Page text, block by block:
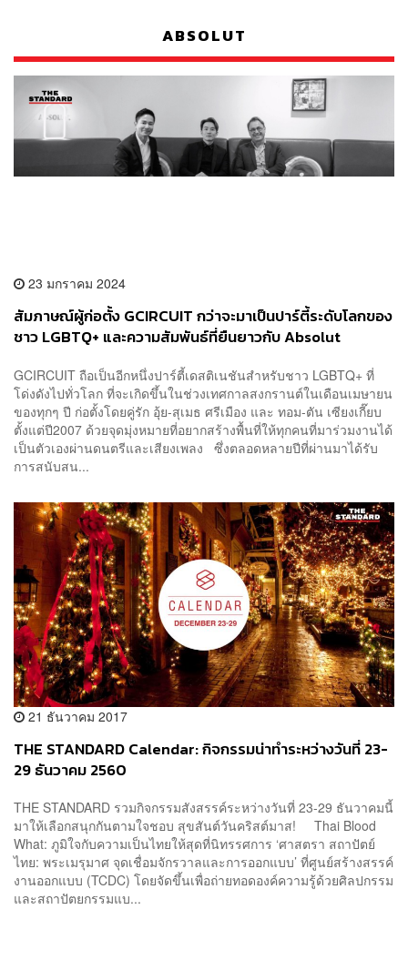
ABSOLUT
23 มกราคม 2024
สัมภาษณ์ผู้ก่อตั้ง GCIRCUIT กว่าจะมาเป็นปาร์ตี้ระดับโลกของ
ชาว LGBTQ+ และความสัมพันธ์ที่ยืนยาวกับ Absolut
GCIRCUIT ถือเป็นอีกหนึ่งปาร์ตี้เดสติเนชันสำหรับชาว LGBTQ+ ที่
โด่งดังไปทั่วโลก ที่จะเกิดขึ้นในช่วงเทศกาลสงกรานต์ในเดือนเมษายน
ของทุกๆ ปี ก่อตั้งโดยคู่รัก อุ้ย-สุเมธ ศรีเมือง และ ทอม-ตัน เซียงเกี๊ยบ
ตั้งแต่ปี2007 ด้วยจุดมุ่งหมายที่อยากสร้างพื้นที่ให้ทุกคนที่มาร่วมงานได้
เป็นตัวเองผ่านดนตรีและเสียงเพลง ซึ่งตลอดหลายปีที่ผ่านมาได้รับ
การสนับสน...
21 ธันวาคม 2017
THE STANDARD Calendar: กิจกรรมน่าทำระหว่างวันที่ 23-
29 ธันวาคม 2560
THE STANDARD รวมกิจกรรมสังสรรค์ระหว่างวันที่ 23-29 ธันวาคมนี้
มาให้เลือกสนุกกันตามใจชอบ สุขสันต์วันคริสต์มาส! Thai Blood
What: ภูมิใจกับความเป็นไทยให้สุดที่นิทรรศการ ‘ศาสตรา สถาปัตย์
ไทย: พระเมรุมาศ จุดเชื่อมจักรวาลและการออกแบบ’ ที่ศูนย์สร้างสรรค์
งานออกแบบ (TCDC) โดยจัดขึ้นเพื่อถ่ายทอดองค์ความรู้ด้วยศิลปกรรม
และสถาปัตยกรรมแบ...